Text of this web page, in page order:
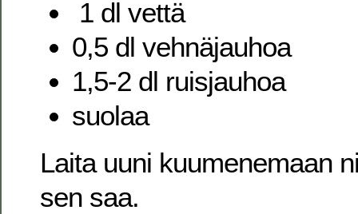
1 dl vettä
0,5 dl vehnäjauhoa
1,5-2 dl ruisjauhoa
suolaa
Laita uuni kuumenemaan
sen saa.